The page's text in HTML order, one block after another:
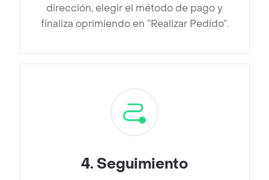
dirección, elegir el método de pago y
finaliza oprimiendo en “Realizar Pedido”.
4. Seguimiento